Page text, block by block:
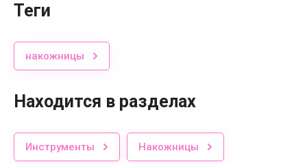
теги
накожницы
Находится в разделах
Инструменты Накожницы